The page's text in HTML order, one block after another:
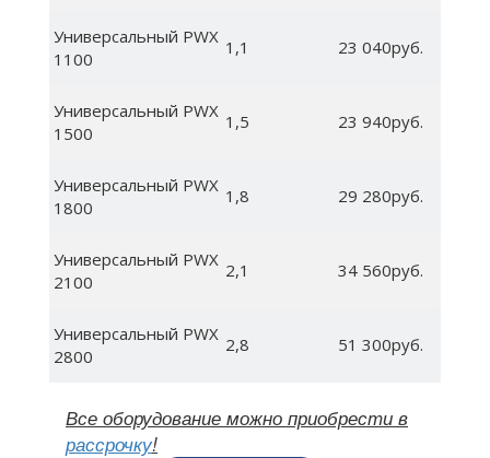
Универсальный PWX
1100
1,1 23 040руб.
Универсальный PWX
1500
1,5 23 940руб.
Универсальный PWX
1800
1,8 29 280руб.
Универсальный PWX
2100
2,1 34 560руб.
Универсальный PWX
2800
2,8 51 300руб.
Все оборудование можно приобрести в
рассрочку!